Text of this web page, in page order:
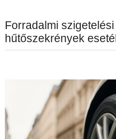
Forradalmi
hűtőszekrények